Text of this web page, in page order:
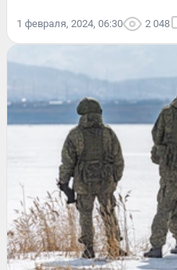
1 февраля, 2024, 06:30 2 048